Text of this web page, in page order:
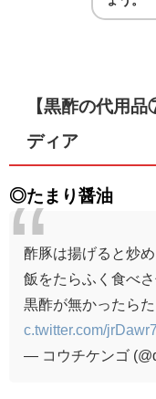
【黒酢の代用
ディア
◎たまり醤油
酢豚は揚げると炒
飯をたらふく食べ
黒酢が無かったら
c.twitter.com/
— コウチケンゴ